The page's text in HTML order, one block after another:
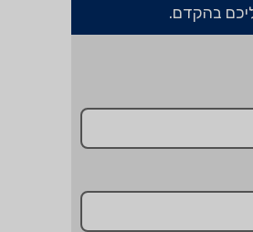
בהקדם.